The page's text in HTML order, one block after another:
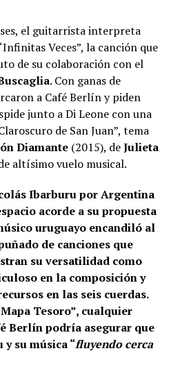
el guitarrista interpreta
Veces”, la canción que
de su colaboración con el
. Con ganas de
a Café Berlín y piden
junto a Di Leone con una
de San Juan”, tema
Diamante (2015), deJulieta
altísimo vuelo musical.
Ibarburu por Argentina
acorde a su propuesta
uruguayo encandiló al
de canciones que
su versatilidad como
en la composición y
en las seis cuerdas.
Tesoro”, cualquier
Berlín podría asegurar que
su música “fluyendo cerca